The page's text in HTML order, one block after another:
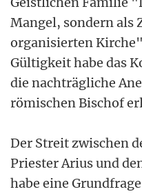
Mangel, sondern als
organisierten
Gültigkeit habe das
die nachträgliche
römischen Bischof
Der Streit zwischen
Priester Arius und
habe eine